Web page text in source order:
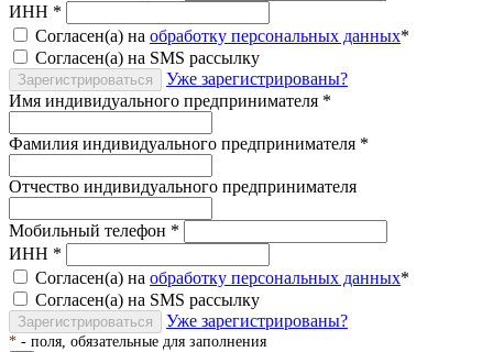
ИНН *
Согласен(а) на обработку персональных данных*
Согласен(а) на SMS рассылку
Зарегистрироваться
Уже зарегистрированы?
Имя индивидуального предпринимателя *
Фамилия индивидуального предпринимателя *
Отчество индивидуального предпринимателя
Мобильный телефон *
ИНН *
Согласен(а) на обработку персональных данных*
Согласен(а) на SMS рассылку
Зарегистрироваться Уже зарегистрированы?
* - поля, обязательные для заполнения